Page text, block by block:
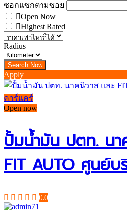
ซอกแซกตามซอย
Open Now
Highest Rated
Radius
Apply
คาร์แคร์
Open now
ปั้มน้ำมัน ปตท. นา
FIT AUTO ศูนย์บ
0.0